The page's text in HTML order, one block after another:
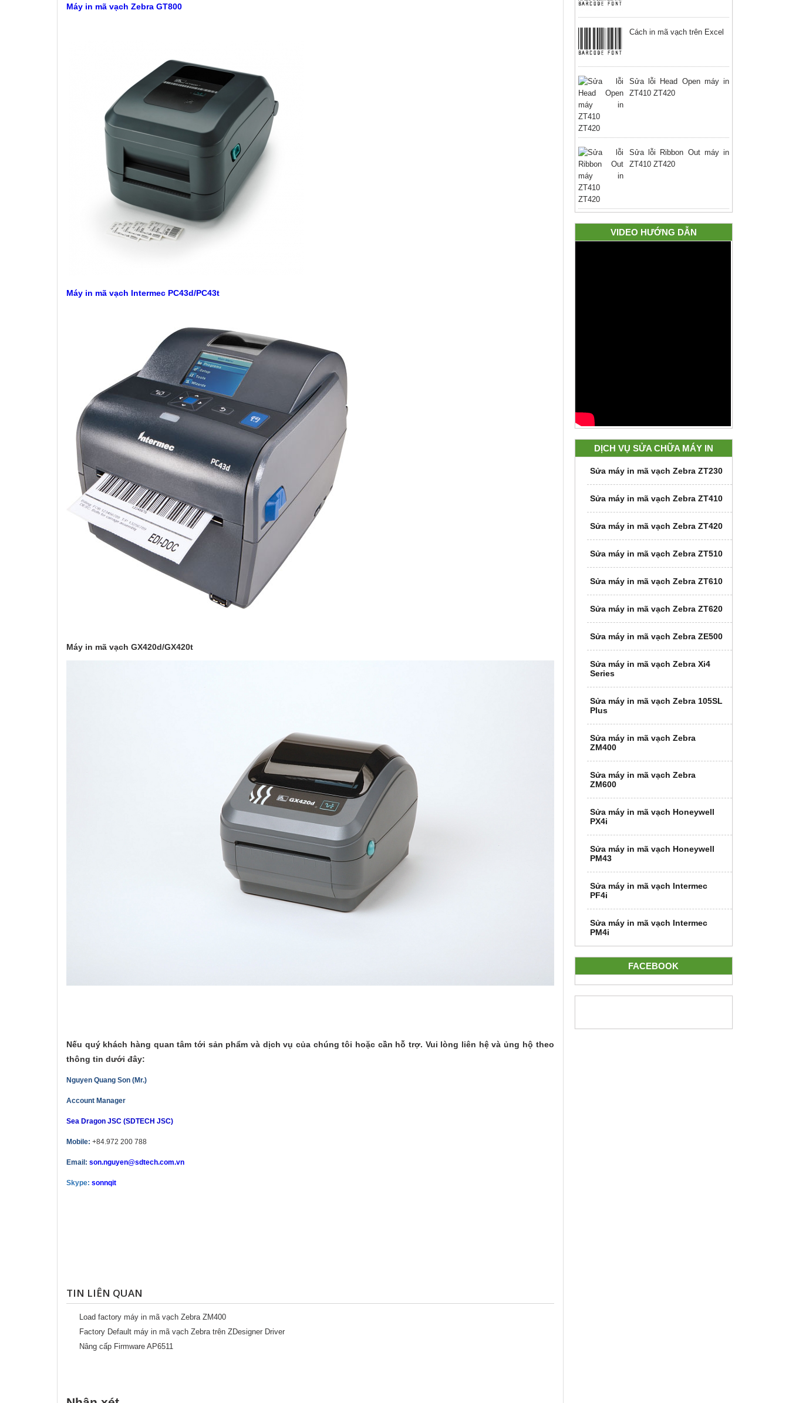
Máy in mã vạch Zebra GT800
Máy in mã vạch Intermec PC43d/PC43t
Máy in mã vạch GX420d/GX420t
Nếu quý khách hàng quan tâm tới sản phẩm và dịch vụ của chúng tôi hoặc cần hỗ trợ. Vui lòng liên hệ và ủng hộ theo
thông tin dưới đây:
Nguyen Quang Son (Mr.)
Account Manager
Sea Dragon JSC (SDTECH JSC)
Mobile: +84.972 200 788
Email: son.nguyen@sdtech.com.vn
Skype: sonnqit
TIN LIÊN QUAN
Load factory máy in mã vạch Zebra ZM400
Factory Default máy in mã vạch Zebra trên ZDesigner Driver
Nâng cấp Firmware AP6511
Cách in mã vạch trên Excel
Sửa lỗi Head Open máy in
ZT410 ZT420
Sửa lỗi Ribbon Out máy in
ZT410 ZT420
VIDEO HƯỚNG DẪN
DỊCH VỤ SỬA CHỮA MÁY IN
Sửa máy in mã vạch Zebra ZT230
Sửa máy in mã vạch Zebra ZT410
Sửa máy in mã vạch Zebra ZT420
Sửa máy in mã vạch Zebra ZT510
Sửa máy in mã vạch Zebra ZT610
Sửa máy in mã vạch Zebra ZT620
Sửa máy in mã vạch Zebra ZE500
Sửa máy in mã vạch Zebra Xi4
Series
Sửa máy in mã vạch Zebra 105SL
Plus
Sửa máy in mã vạch Zebra
ZM400
Sửa máy in mã vạch Zebra
ZM600
Sửa máy in mã vạch Honeywell
PX4i
Sửa máy in mã vạch Honeywell
PM43
Sửa máy in mã vạch Intermec
PF4i
Sửa máy in mã vạch Intermec
PM4i
FACEBOOK